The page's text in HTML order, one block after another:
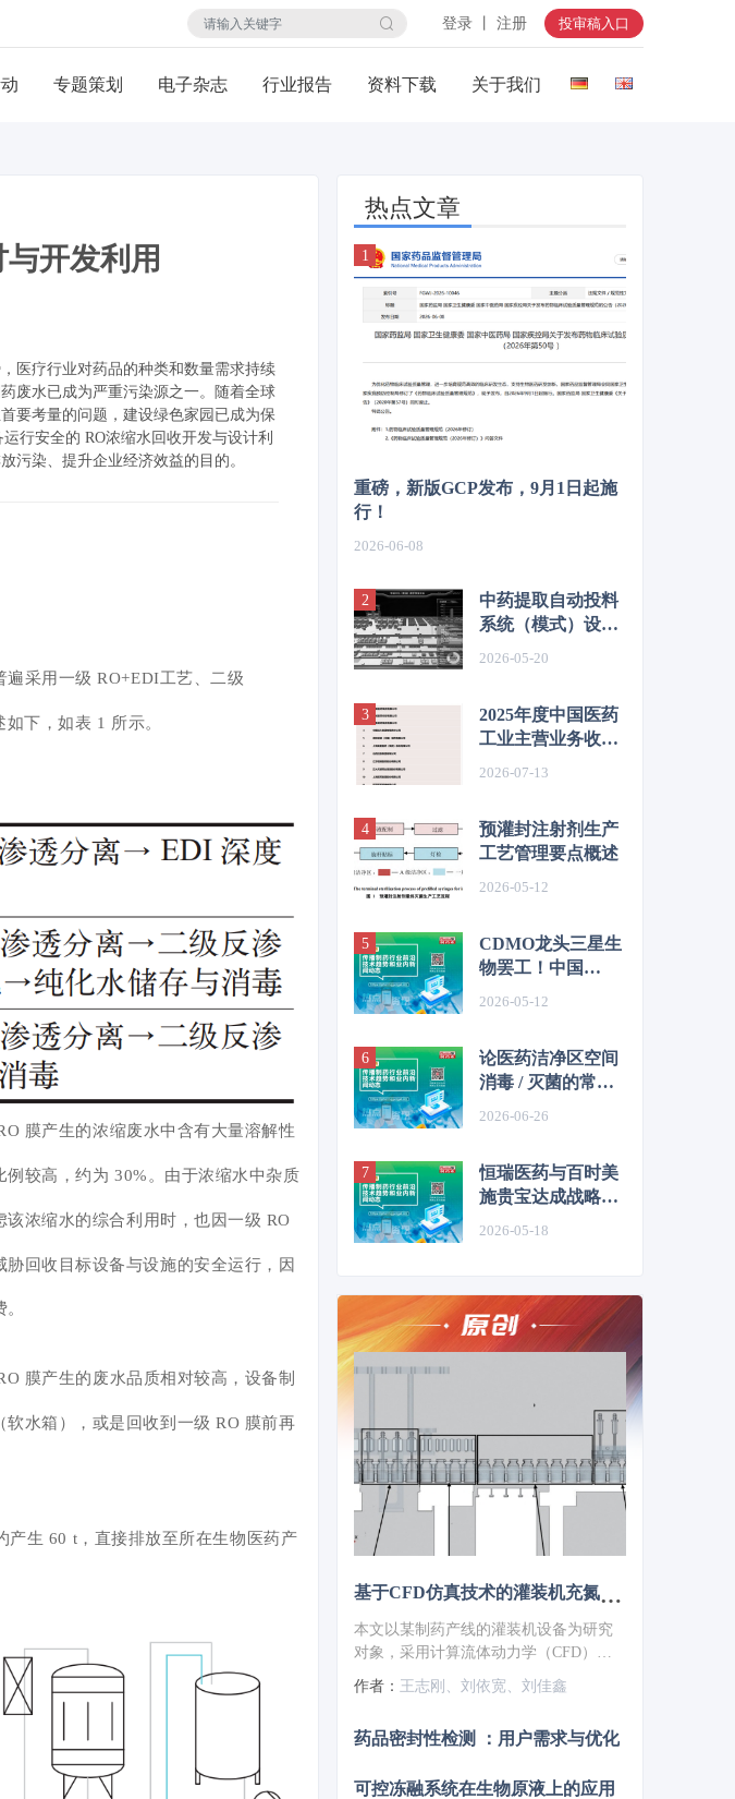
登录 丨 注册 投审稿入口
专题策划 电子杂志 行业报告 资料下载 关于我们
开发利用
医疗行业对药品的种类和数量需求持续
废水已成为严重污染源之一。随着全球
要考量的问题，建设绿色家园已成为保
行安全的 RO浓缩水回收开发与设计利
污染、提升企业经济效益的目的。
遍采用一级 RO+EDI工艺 、二级
下，如表 1 所示。
膜产生的浓缩废水中含有大量溶解性
较高，约为 30%。由于浓缩水中杂质
该浓缩水的综合利用时，也因一级 RO
回收目标设备与设施的安全运行，因
膜产生的废水品质相对较高，设备制
水箱），或是回收到一级 RO 膜前再
产生 60 t，直接排放至所在生物医药产
热点文章
重磅，新版GCP发布，9月1日起施
行！
2026-06-08
中药提取自动投料
系统（模式）设计
2026-05-20
2025年度中国医药
工业主营业务收入
2026-07-13
预灌封注射剂生产
工艺管理要点概述
2026-05-12
CDMO龙头三星生
物罢工！中国
2026-05-12
论医药洁净区空间
消毒 / 灭菌的常用
2026-06-26
恒瑞医药与百时美
施贵宝达成战略合
2026-05-18
基于CFD仿真技术的灌装机充氮装置设计优化
本文以某制药产线的灌装机设备为研究
对象，采用计算流体动力学（CFD）仿
真技术对充氮装置的充氮性能进行分
析，并结合分析结果对氮幕结构进行了
能仿真验证，结果显示优化后的顶空残
化方案的实际效果，将优化方案应用于
作者： 王志刚、刘依宽、刘佳鑫
药品密封性检测 ：用户需求与优化
可控冻融系统在生物原液上的应用